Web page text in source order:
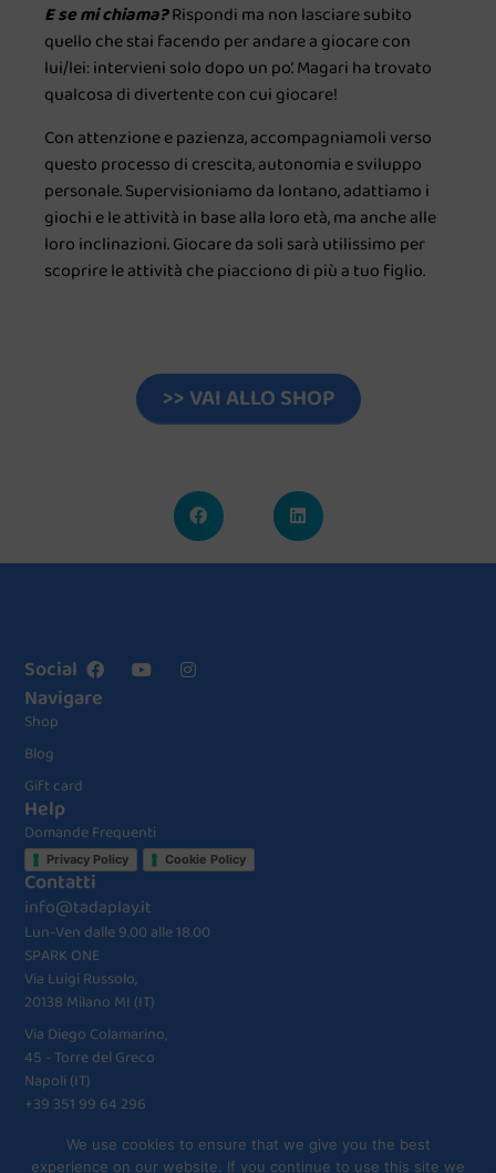
E se mi chiama?Rispondi ma non lasciare subito
quello che stai facendo per andare a giocare con
lui/lei: intervieni solo dopo un po’. Magari ha trovato
qualcosa di divertente con cui giocare!
Con attenzione e pazienza, accompagniamoli verso
questo processo di crescita, autonomia e sviluppo
personale. Supervisioniamo da lontano, adattiamo i
giochi e le attività in base alla loro età, ma anche alle
loro inclinazioni. Giocare da soli sarà utilissimo per
scoprire le attività che piacciono di più a tuo figlio.
>> VAI ALLO SHOP
Navigare
Shop
Blog
Gift card
Help
Domande Frequenti
Privacy Policy Cookie Policy
Contatti
info@tadaplay.it
Lun-Ven dalle 9.00 alle 18.00
SPARK ONE
Via Luigi Russolo,
20138 Milano MI (IT)
Via Diego Colamarino,
45 - Torre del Greco
Napoli (IT)
+39 351 99 64 296
Social
We use cookies to ensure that we give you the best
experience on our website. If you continue to use this site we